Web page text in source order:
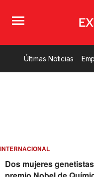
Últimas Noticias
INTERNACIONAL
Dos mujeres